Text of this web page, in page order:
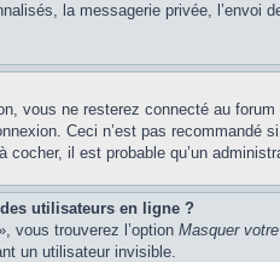
la messagerie privée, l’envoi
vous ne resterez connecté au
Ceci n’est pas recommandé
il est probable qu’un
utilisateurs en ligne ?
vous trouverez l’option Masquer
un utilisateur invisible.